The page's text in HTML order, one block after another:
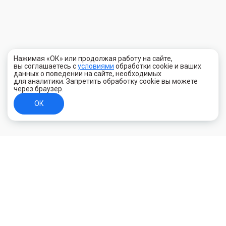
Нажимая «ОК» или продолжая работу на сайте,
вы соглашаетесь сусловиями обработки cookie и ваших
данных о поведении на сайте, необходимых
для аналитики. Запретить обработку cookie вы можете
через браузер.
ОК